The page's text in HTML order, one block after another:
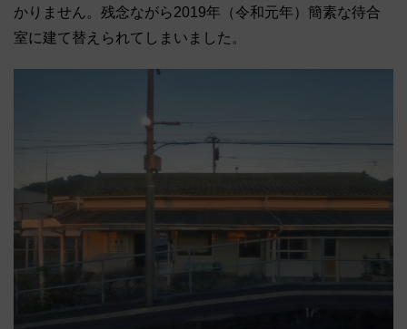
かりません。残念ながら2019年（令和元年）簡素な待合
室に建て替えられてしまいました。